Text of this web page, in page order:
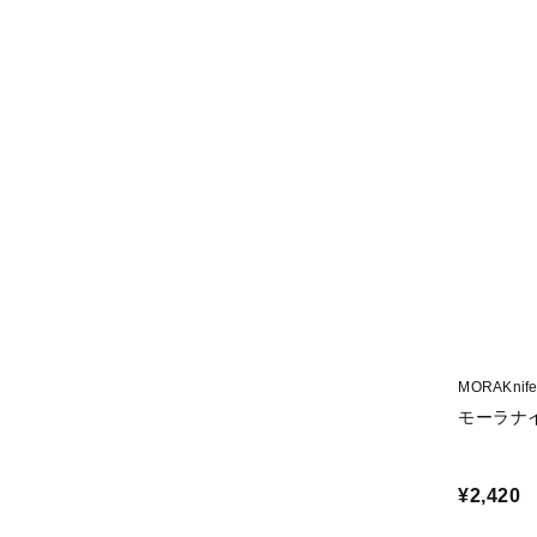
モーラナ
¥2,420